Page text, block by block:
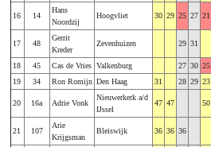
16 14
Hans
Noordzij
Hoogvliet 30 29 25 27 21
17 48
Gerrit
Kreder
Zevenhuizen 29 31
18 45 Cas de Vries Valkenburg 27 30 25
19
34 Ron Romijn Den Haag 31 28 29 23
20 16a Adrie Vonk
Nieuwerkerk a/d
IJssel
47 47 50
21 107
Arie
Krijgsman
Bleiswijk 36 36 36